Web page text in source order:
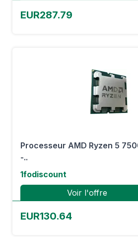
EUR287.79
Processeur AMD Ryzen 5
-..
1fodiscount
Voir l'offre
EUR130.64